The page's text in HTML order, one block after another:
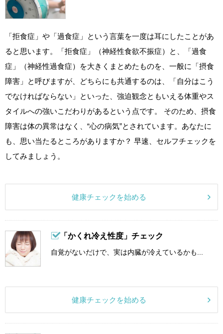
「拒食症」や「過食症」という言葉を一度は耳にしたことがあ
ると思います。「拒食症」（神経性食欲不振症）と、「過食
症」（神経性過食症）を大きくまとめたものを、一般に「摂食
障害」と呼びますが、どちらにも共通するのは、「自分はこう
でなければならない」といった、強迫観念ともいえる体重やス
タイルへの強いこだわりがあるという点です。 そのため、摂食
障害は体の異常はなく、“心の病気”とされています。あなたに
も、思い当たるところがありますか？ 早速、セルフチェックを
してみましょう。
健康チェックを始める
「かくれ冷え性度」チェック
自覚がないだけで、実は内臓が冷えているかも...
健康チェックを始める